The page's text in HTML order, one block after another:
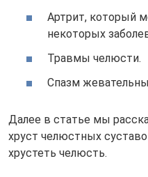
Артрит, который
некоторых
Травмы челюсти.
Спазм
Далее в статье мы
хруст челюстных
хрустеть челюсть.